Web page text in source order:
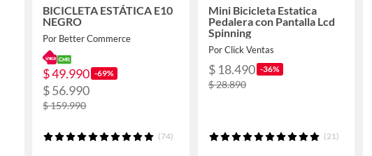
BICICLETA ESTÁTICA E10
NEGRO
Por Better Commerce
$ 49.990 -69%
$ 56.990
$ 159.990
(74)
Mini Bicicleta Estatica
Pedalera con Pantalla Lcd
Spinning
Por Click Ventas
$ 18.490 -36%
$ 28.890
(21)